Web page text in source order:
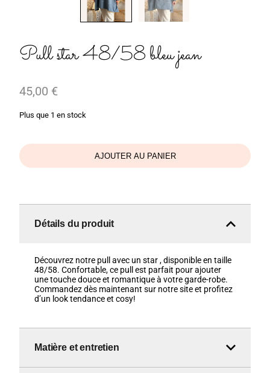
Pull star 48/58 bleu jean
45,00 €
Plus que 1 en stock
AJOUTER AU PANIER
Détails du produit
Découvrez notre pull avec un star , disponible en taille
48/58. Confortable, ce pull est parfait pour ajouter
une touche douce et romantique à votre garde-robe.
Commandez dès maintenant sur notre site et profitez
d’un look tendance et cosy!
Matière et entretien